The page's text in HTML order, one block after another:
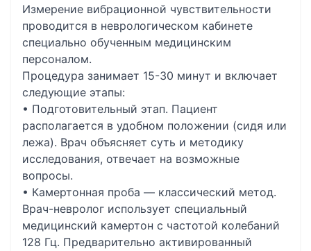
Измерение вибрационной чувствительности
проводится в неврологическом кабинете
специально обученным медицинским
персоналом.
Процедура занимает 15-30 минут и включает
следующие этапы:
• Подготовительный этап. Пациент
располагается в удобном положении (сидя или
лежа). Врач объясняет суть и методику
исследования, отвечает на возможные
вопросы.
• Камертонная проба — классический метод.
Врач-невролог использует специальный
медицинский камертон с частотой колебаний
128 Гц. Предварительно активированный